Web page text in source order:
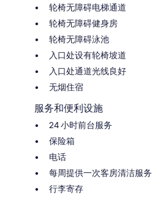
轮椅无障碍电梯通道
轮椅无障碍健身房
轮椅无障碍泳池
入口处设有轮椅坡道
入口处通道光线良好
无烟住宿
服务和便利设施
24 小时前台服务
保险箱
电话
每周提供一次客房清洁服务
行李寄存